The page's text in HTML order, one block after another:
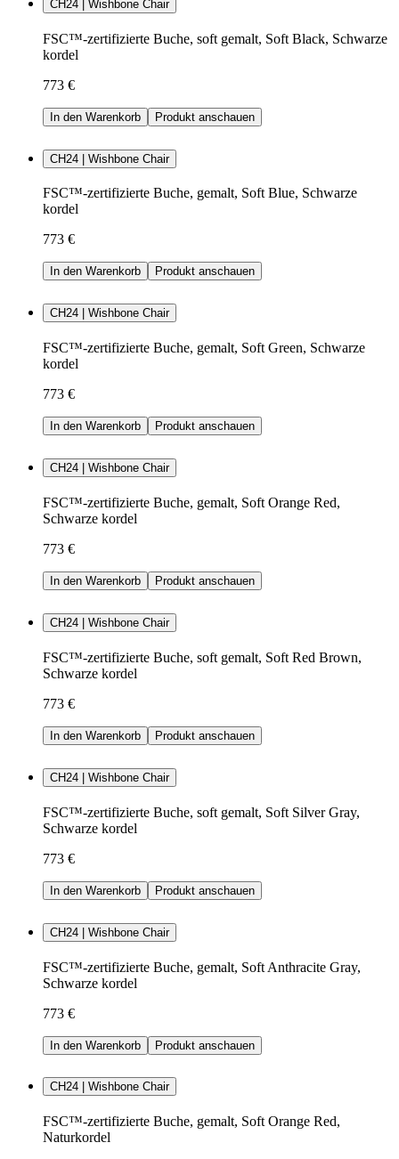
CH24 | Wishbone Chair
FSC™-zertifizierte Buche, soft gemalt, Soft Black, Schwarze
kordel
773 €
In den Warenkorb Produkt anschauen
CH24 | Wishbone Chair
FSC™-zertifizierte Buche, gemalt, Soft Blue, Schwarze
kordel
773 €
In den Warenkorb Produkt anschauen
CH24 | Wishbone Chair
FSC™-zertifizierte Buche, gemalt, Soft Green, Schwarze
kordel
773 €
In den Warenkorb Produkt anschauen
CH24 | Wishbone Chair
FSC™-zertifizierte Buche, gemalt, Soft Orange Red,
Schwarze kordel
773 €
In den Warenkorb Produkt anschauen
CH24 | Wishbone Chair
FSC™-zertifizierte Buche, soft gemalt, Soft Red Brown,
Schwarze kordel
773 €
In den Warenkorb Produkt anschauen
CH24 | Wishbone Chair
FSC™-zertifizierte Buche, soft gemalt, Soft Silver Gray,
Schwarze kordel
773 €
In den Warenkorb Produkt anschauen
CH24 | Wishbone Chair
FSC™-zertifizierte Buche, gemalt, Soft Anthracite Gray,
Schwarze kordel
773 €
In den Warenkorb Produkt anschauen
CH24 | Wishbone Chair
FSC™-zertifizierte Buche, gemalt, Soft Orange Red,
Naturkordel